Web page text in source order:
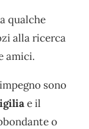
qualche
alla ricerca
amici.
sono
e il
o